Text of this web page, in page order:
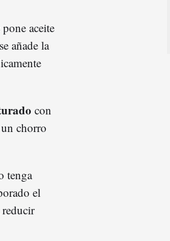
aceite
añade la
con
chorro
tenga
el